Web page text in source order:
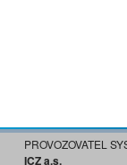
PROVOZOVATEL
ICZ a.s.